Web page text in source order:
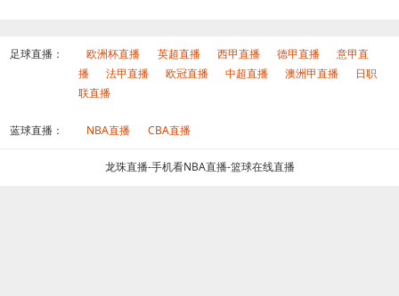
足球直播： 欧洲杯直播 英超直播 西甲直播 德甲直播
意甲直
播
法甲直播 欧冠直播 中超直播 澳洲甲直播
日职
联直播
蓝球直播： NBA直播 CBA直播
龙珠直播-手机看NBA直播-篮球在线直播